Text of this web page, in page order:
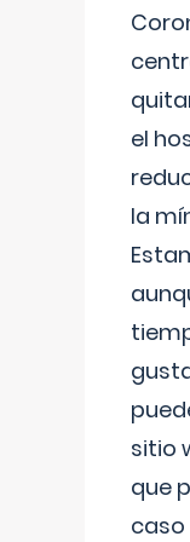
el
la
sitio
que
caso